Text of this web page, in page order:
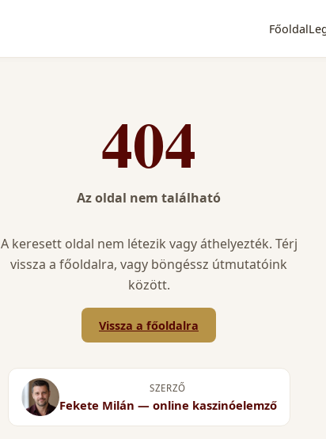
Főoldal
404
Az oldal nem található
A keresett oldal nem létezik vagy áthelyezték. Térj
vissza a főoldalra, vagy böngéssz útmutatóink
között.
Vissza a főoldalra
SZERZŐ
Fekete Milán — online kaszinóelemző